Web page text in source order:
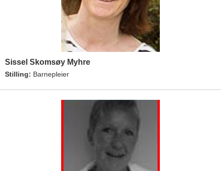
Sissel Skomsøy Myhre
Stilling: Barnepleier